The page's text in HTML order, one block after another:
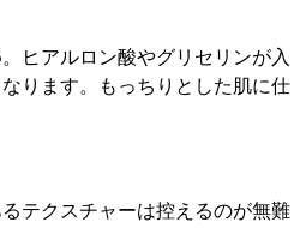
ヒアルロン酸やグリセリンが入
ります。もっちりとした肌に仕
テクスチャーは控えるのが無難